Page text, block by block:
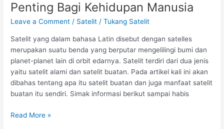
Penting Bagi Kehidupan Manusia
Leave a Comment / Satelit /Tukang Satelit
Satelit yang dalam bahasa Latin disebut dengan satelles
merupakan suatu benda yang berputar mengelilingi bumi dan
planet-planet lain di orbit edarnya. Satelit terdiri dari dua jenis
yaitu satelit alami dan satelit buatan. Pada artikel kali ini akan
dibahas tentang apa itu satelit buatan dan juga manfaat satelit
buatan itu sendiri. Simak informasi berikut sampai habis
Penting
Bagi
Manusia
Read More »